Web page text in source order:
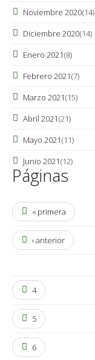
Noviembre 2020(14)
Diciembre 2020(14)
Enero 2021(8)
Febrero 2021(7)
Marzo 2021(15)
Abril 2021(21)
Mayo 2021(11)
Junio 2021(12)
Páginas
« primera
‹ anterior
4
5
6